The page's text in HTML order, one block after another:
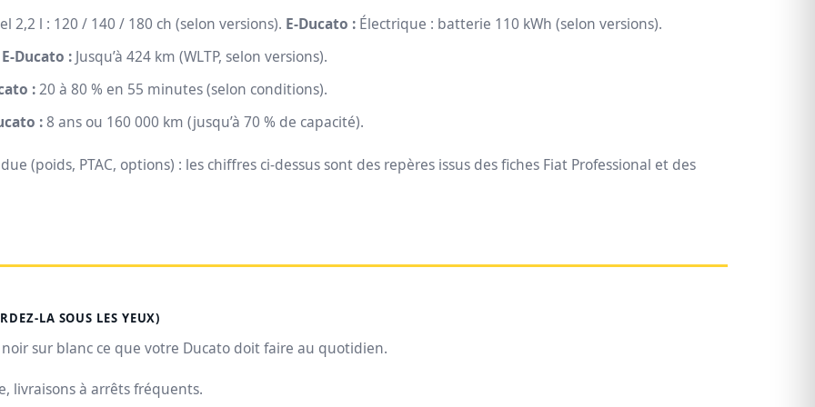
2,2 l : 120 / 140 / 180 ch (selon versions). E‑Ducato : Électrique : batterie 110 kWh (selon versions).
E‑Ducato : Jusqu’à 424 km (WLTP, selon versions).
:20 à 80 % en 55 minutes (selon conditions).
:8 ans ou 160 000 km (jusqu’à 70 % de capacité).
(poids, PTAC, options) : les chiffres ci-dessus sont des repères issus des fiches Fiat Professional et des
LA SOUS LES YEUX)
sur blanc ce que votre Ducato doit faire au quotidien.
livraisons à arrêts fréquents.